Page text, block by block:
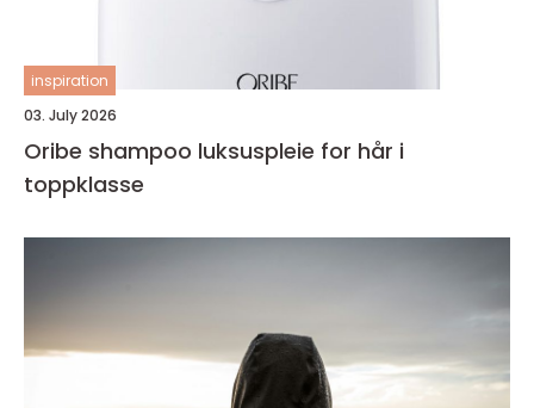
inspiration
03. July 2026
Oribe shampoo luksuspleie for hår i
toppklasse